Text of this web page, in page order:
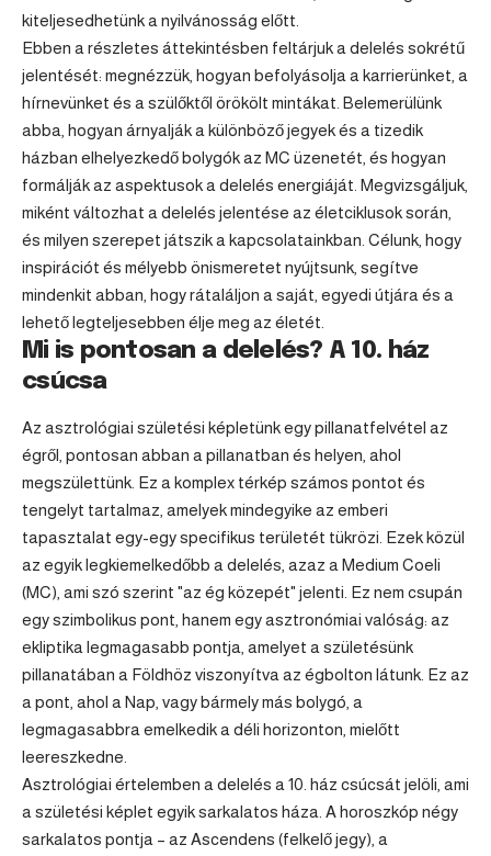
kiteljesedhetünk a nyilvánosság előtt.
Ebben a részletes áttekintésben feltárjuk a delelés sokrétű
jelentését: megnézzük, hogyan befolyásolja a karrierünket, a
hírnevünket és a szülőktől örökölt mintákat. Belemerülünk
abba, hogyan árnyalják a különböző jegyek és a tizedik
házban elhelyezkedő bolygók az MC üzenetét, és hogyan
formálják az aspektusok a delelés energiáját. Megvizsgáljuk,
miként változhat a delelés jelentése az életciklusok során,
és milyen szerepet játszik a kapcsolatainkban. Célunk, hogy
inspirációt és mélyebb önismeretet nyújtsunk, segítve
mindenkit abban, hogy rátaláljon a saját, egyedi útjára és a
lehető legteljesebben élje meg az életét.
Mi is pontosan a delelés? A 10. ház
csúcsa
Az asztrológiai születési képletünk egy pillanatfelvétel az
égről, pontosan abban a pillanatban és helyen, ahol
megszülettünk. Ez a komplex térkép számos pontot és
tengelyt tartalmaz, amelyek mindegyike az emberi
tapasztalat egy-egy specifikus területét tükrözi. Ezek közül
az egyik legkiemelkedőbb a delelés, azaz a Medium Coeli
(MC), ami szó szerint "az ég közepét" jelenti. Ez nem csupán
egy szimbolikus pont, hanem egy asztronómiai valóság: az
ekliptika legmagasabb pontja, amelyet a születésünk
pillanatában a Földhöz viszonyítva az égbolton látunk. Ez az
a pont, ahol a Nap, vagy bármely más bolygó, a
legmagasabbra emelkedik a déli horizonton, mielőtt
leereszkedne.
Asztrológiai értelemben a delelés a 10. ház csúcsát jelöli, ami
a születési képlet egyik sarkalatos háza. A horoszkóp négy
sarkalatos pontja – az Ascendens (felkelő jegy), a